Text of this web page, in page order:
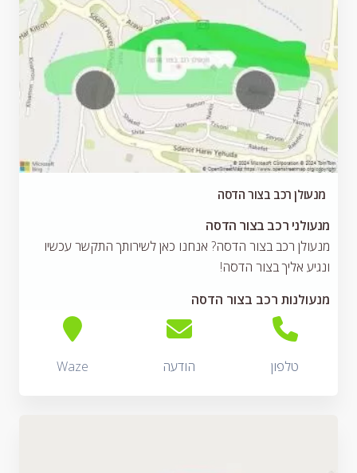
מנעולן רכב בצור הדסה
מנעולני רכב בצור הדסה
מנעולן רכב בצור הדסה? אנחנו כאן לשירותך התקשר עכשיו
ונגיע אליך בצור הדסה!
מנעולנות רכב בצור הדסה
טלפון הודעה Waze